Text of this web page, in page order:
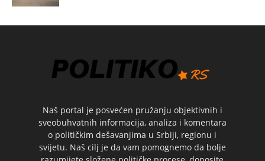
Naš portal je posvećen pružanju objektivnih i
sveobuhvatnih informacija, analiza i komentara
o političkim dešavanjima u Srbiji, regionu i
svijetu. Naš cilj je da vam pomognemo da bolje